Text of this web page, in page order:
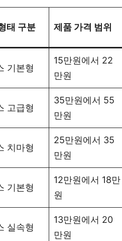
태 구분 제품 가격 범위
기본형
15만원에서 22
만원
고급형
35만원에서 55
만원
치마형
25만원에서 35
만원
기본형
12만원에서 18만
원
실속형
13만원에서 20
만원